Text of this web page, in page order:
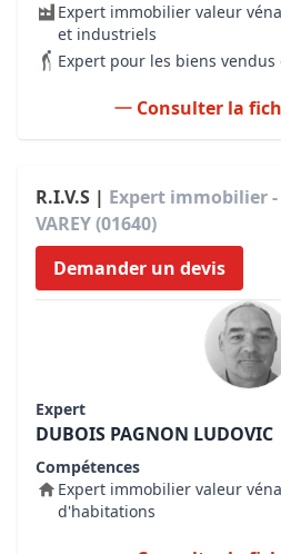
Expert immobilier valeur
et industriels
Expert pour les biens vendus
Consulter la
R.I.V.S | Expert immobilier -
VAREY (01640)
Demander un devis
Expert
DUBOIS PAGNON LUDOVIC
Compétences
Expert immobilier valeur
d'habitations